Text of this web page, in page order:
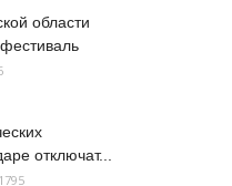
области
отключат...
1795